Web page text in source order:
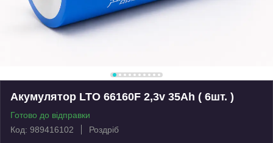
Акумулятор LTO 66160F 2,3v 35Ah ( 6шт. )
Готово до відправки
Код: 989416102
Роздріб